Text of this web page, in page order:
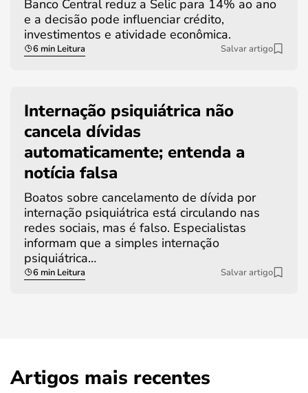
Banco Central reduz a Selic para 14% ao ano
e a decisão pode influenciar crédito,
investimentos e atividade econômica.
6 min Leitura Salvar artigo
Internação psiquiátrica não
cancela dívidas
automaticamente; entenda a
notícia falsa
Boatos sobre cancelamento de dívida por
internação psiquiátrica está circulando nas
redes sociais, mas é falso. Especialistas
informam que a simples internação
psiquiátrica…
6 min Leitura Salvar artigo
Artigos mais recentes